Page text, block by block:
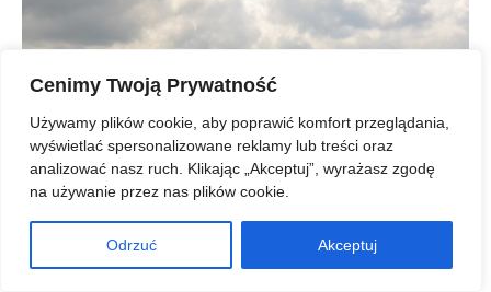
Cenimy Twoją Prywatność
Używamy plików cookie, aby poprawić komfort przeglądania,
wyświetlać spersonalizowane reklamy lub treści oraz
analizować nasz ruch. Klikając „Akceptuj”, wyrażasz zgodę
na używanie przez nas plików cookie.
Odrzuć Akceptuj